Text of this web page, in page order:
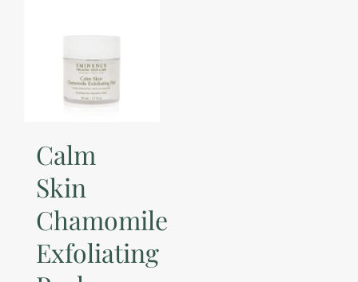
Calm
Skin
Chamomile
Exfoliating